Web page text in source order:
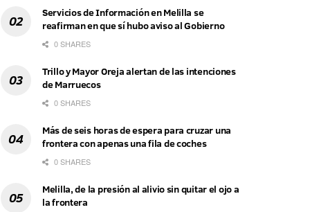
Servicios de Información en Melilla se
reafirman en que sí hubo aviso al Gobierno
0 SHARES
Trillo y Mayor Oreja alertan de las intenciones
de Marruecos
0 SHARES
Más de seis horas de espera para cruzar una
frontera con apenas una fila de coches
0 SHARES
Melilla, de la presión al alivio sin quitar el ojo a
la frontera